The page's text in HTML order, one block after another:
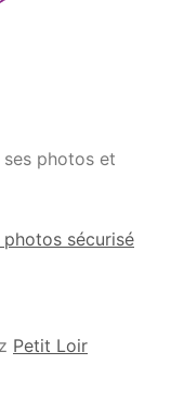
photos et
sécurisé
Petit Loir